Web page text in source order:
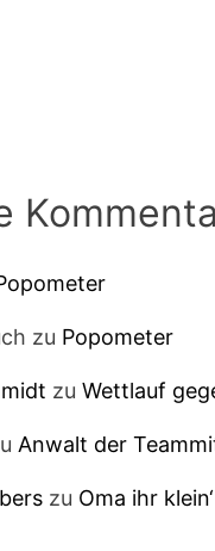
zu Popometer
zuWettlauf
Anwalt der
zu Oma ihr